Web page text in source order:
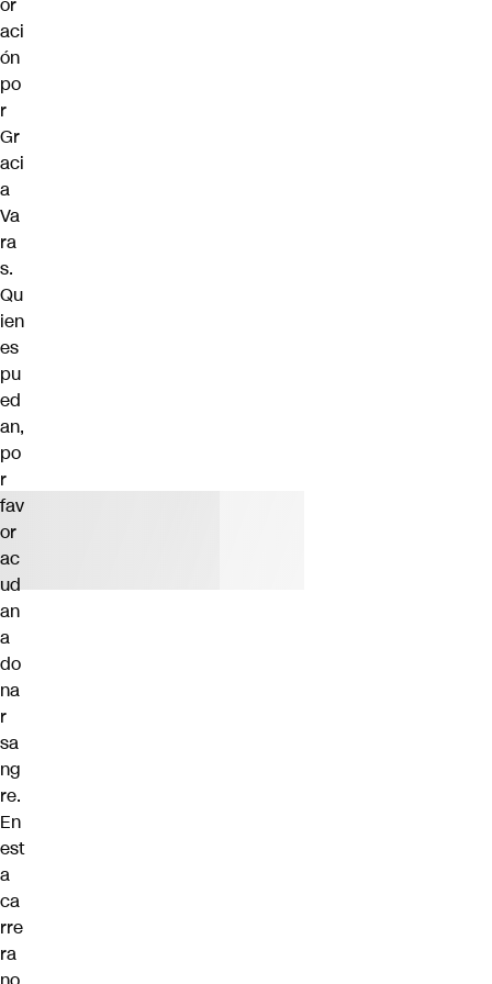
aci
ón
po
r
Gr
aci
a
Va
ra
s.
Qu
ien
es
pu
ed
an,
po
r
fav
or
ac
ud
an
a
do
na
r
sa
ng
re.
En
est
a
ca
rre
ra